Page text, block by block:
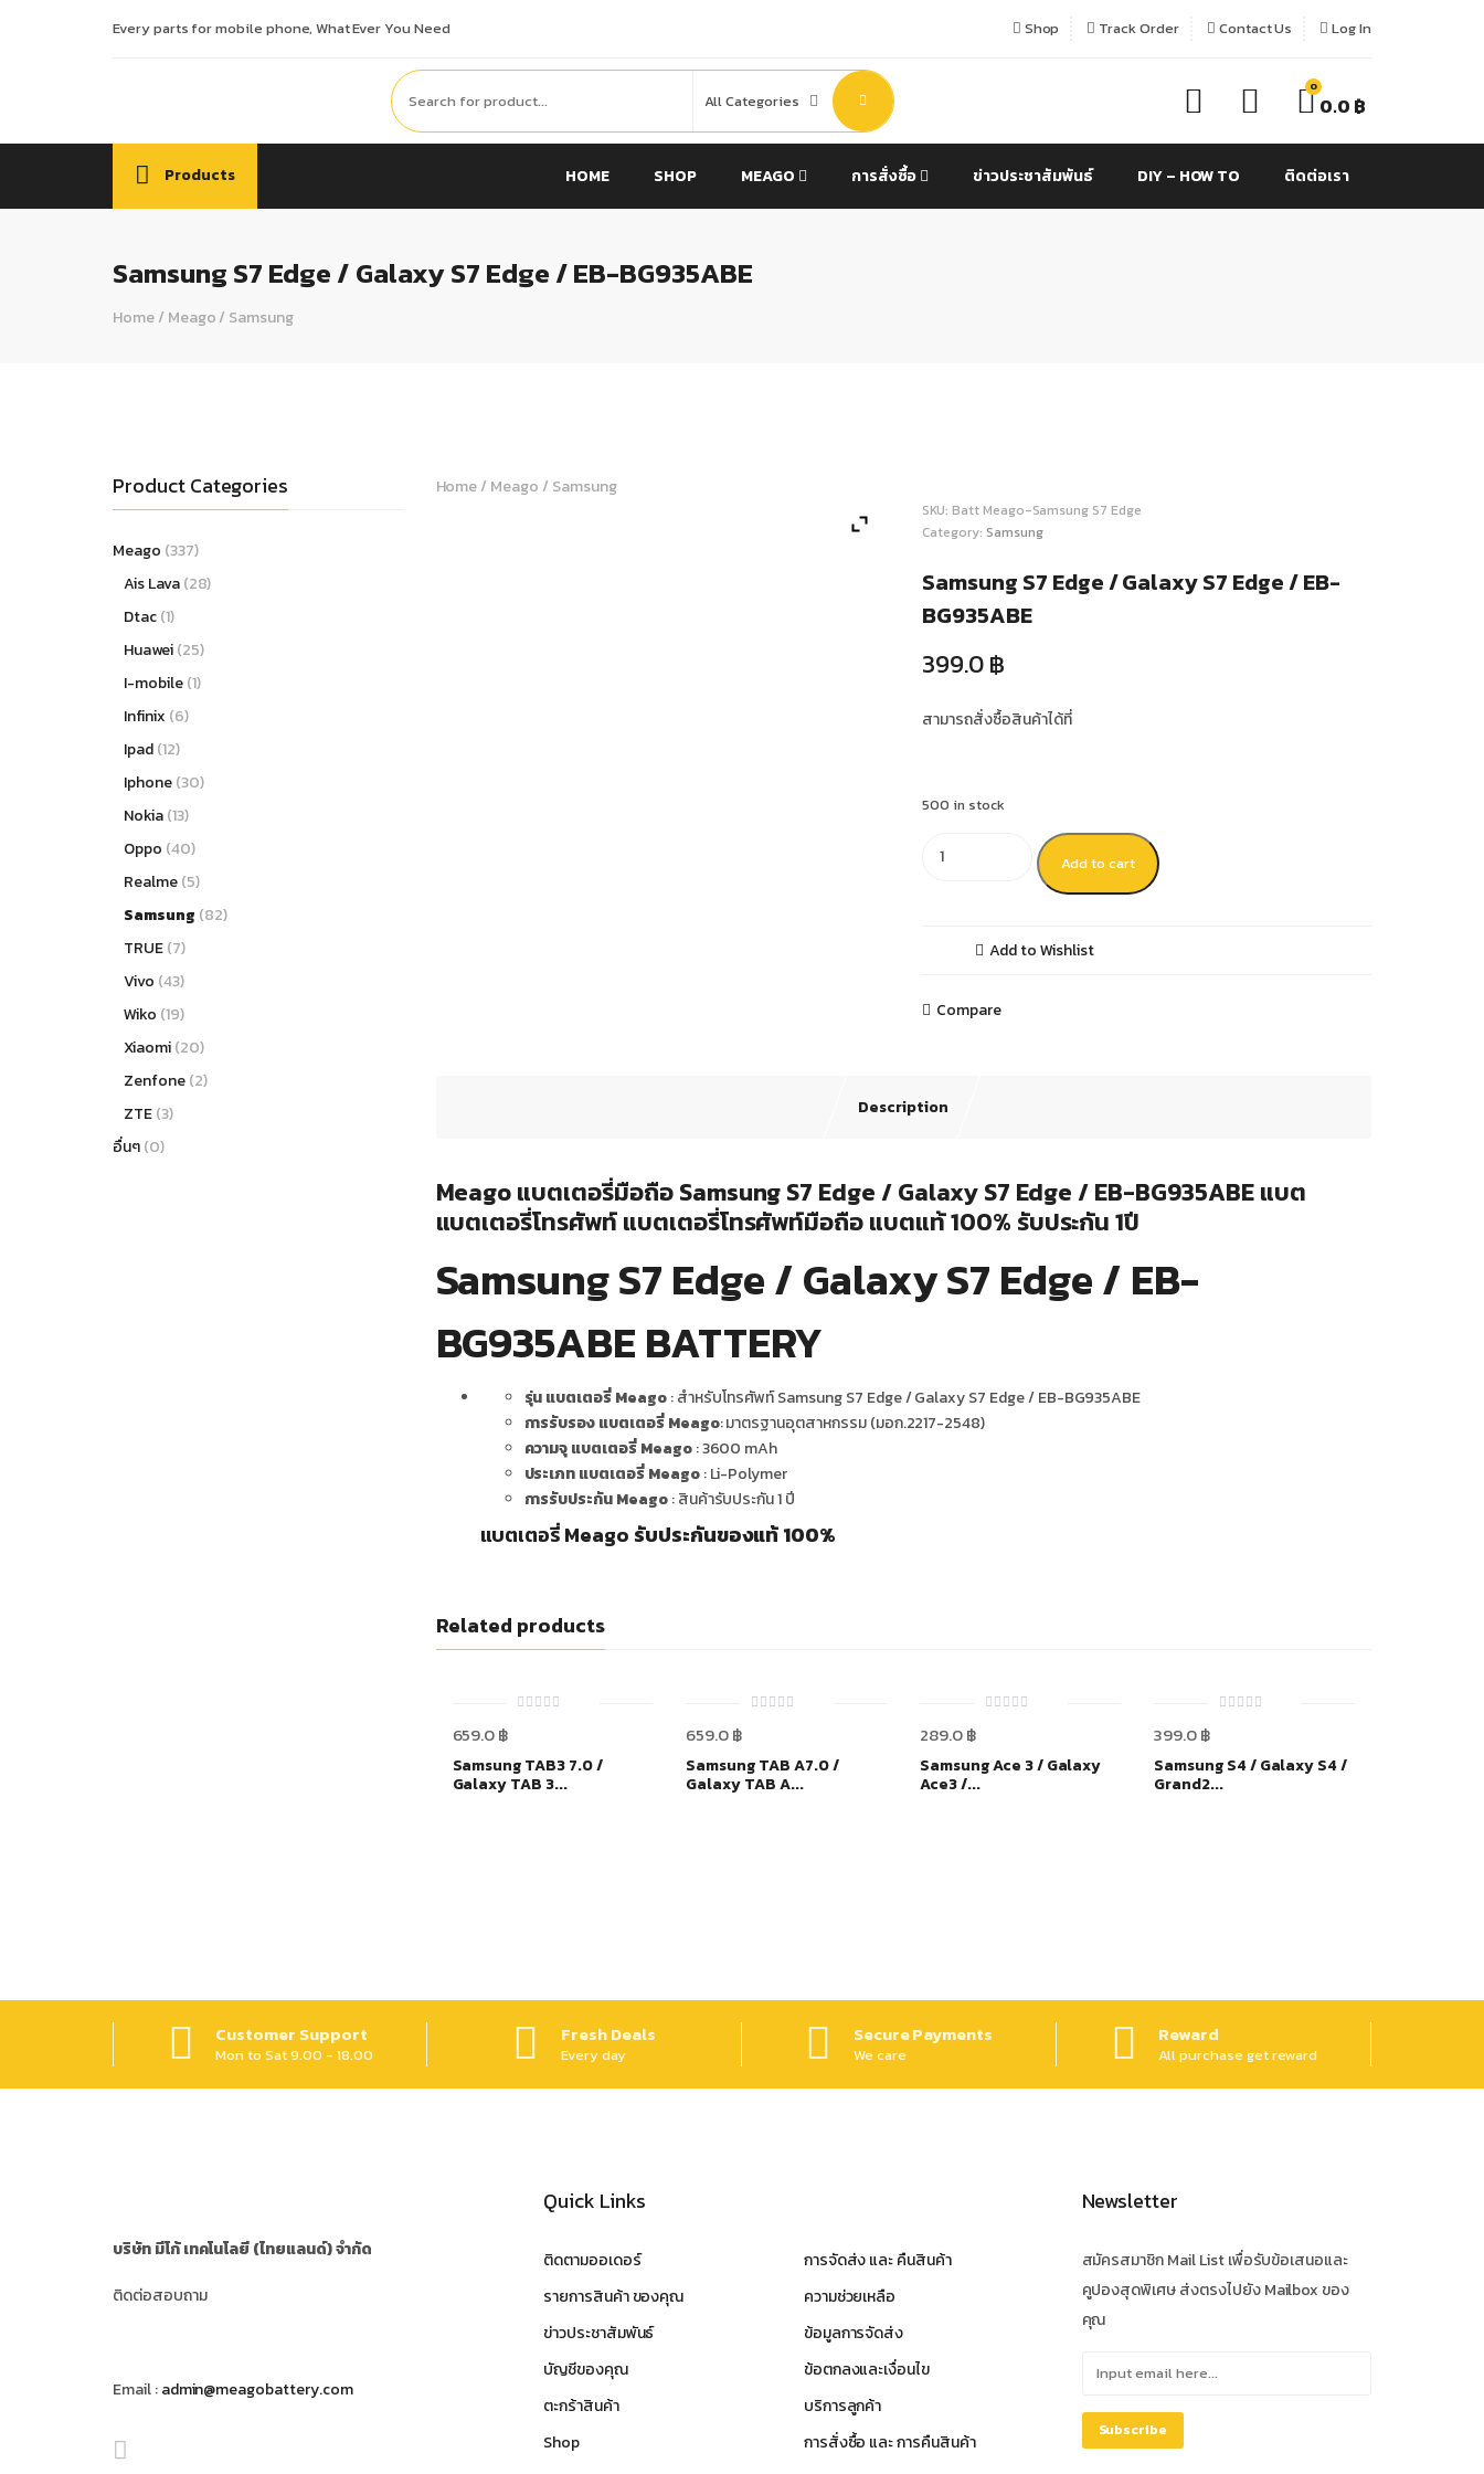
Every parts for mobile phone, What Ever You Need Shop Track Order Contact Us Log In
0
0.0 ฿
Products HOME SHOP MEAGO การสั่งซื้อ ข่าวประชาสัมพันธ์ DIY – HOW TO ติดต่อเรา
Samsung S7 Edge / Galaxy S7 Edge / EB-BG935ABE
Home/ Meago/ Samsung
Product Categories
Meago (337)
Ais Lava (28)
Dtac(1)
Huawei (25)
I-mobile (1)
Infinix (6)
Ipad(12)
Iphone (30)
Nokia (13)
Oppo (40)
Realme (5)
Samsung (82)
TRUE(7)
Vivo (43)
Wiko (19)
Xiaomi (20)
Zenfone (2)
ZTE(3)
อื่นๆ(0)
Home/ Meago / Samsung
SKU: Batt Meago-Samsung S7 Edge
Category: Samsung
Samsung S7 Edge / Galaxy S7 Edge / EB-
BG935ABE
399.0฿
สามารถสั่งซื้อสินค้าได้ที่
500 in stock
Add to cart
Add to Wishlist
Compare
Description
Meago แบตเตอรี่มือถือ Samsung S7 Edge / Galaxy S7 Edge / EB-BG935ABE แบต
แบตเตอรี่โทรศัพท์ แบตเตอรี่โทรศัพท์มือถือ แบตแท้ 100% รับประกัน 1ปี
Samsung S7 Edge / Galaxy S7 Edge / EB-
BG935ABE BATTERY
รุ่น แบตเตอรี่ Meago: สำหรับโทรศัพท์ Samsung S7 Edge / Galaxy S7 Edge / EB-BG935ABE
การรับรอง แบตเตอรี่ Meago: มาตรฐานอุตสาหกรรม (มอก.2217-2548)
ความจุ แบตเตอรี่ Meago: 3600 mAh
ประเภท แบตเตอรี่ Meago: Li-Polymer
การรับประกัน Meago: สินค้ารับประกัน 1 ปี
แบตเตอรี่ Meago รับประกันของแท้ 100%
Related products
5
659.0฿
Samsung TAB3 7.0 /
Galaxy TAB 3...
5
659.0฿
Samsung TAB A7.0 /
Galaxy TAB A...
5
289.0฿
Samsung Ace 3 / Galaxy
Ace3 /...
5
399.0฿
Samsung S4 / Galaxy S4 /
Grand2...
Customer Support
Mon to Sat 9.00 - 18.00
Fresh Deals
Every day
Secure Payments
We care
Reward
All purchase get reward
บริษัท มีโก้ เทคโนโลยี (ไทยแลนด์) จำกัด
ติดต่อสอบถาม
Email :admin@meagobattery.com
Quick Links
ติดตามออเดอร์
รายการสินค้า ของคุณ
ข่าวประชาสัมพันธ์
บัญชีของคุณ
ตะกร้าสินค้า
Shop
การจัดส่ง และ คืนสินค้า
ความช่วยเหลือ
ข้อมูลการจัดส่ง
ข้อตกลงและเงื่อนไข
บริการลูกค้า
การสั่งซื้อ และ การคืนสินค้า
Newsletter
สมัครสมาชิก Mail List เพื่อรับข้อเสนอและ
คูปองสุดพิเศษ ส่งตรงไปยัง Mailbox ของ
คุณ
Subscribe